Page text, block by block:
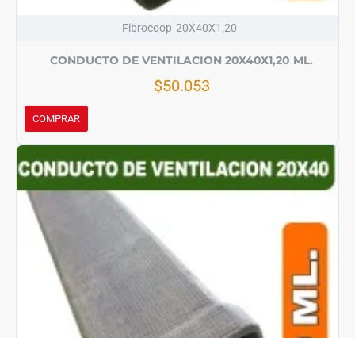
Fibrocoop 20X40X1,20
CONDUCTO DE VENTILACION 20X40X1,20 ML.
$50.053
COMPRAR